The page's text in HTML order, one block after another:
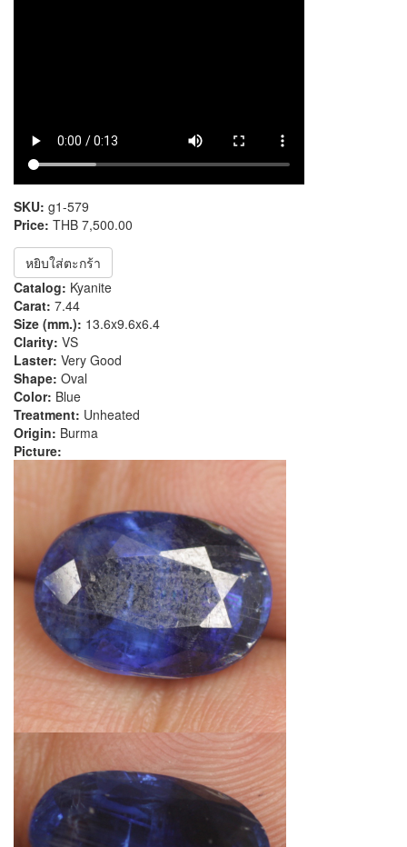
SKU: g1-579
Price: THB 7,500.00
หยิบใส่ตะกร้า
Catalog: Kyanite
Carat: 7.44
Size (mm.): 13.6x9.6x6.4
Clarity: VS
Laster: Very Good
Shape: Oval
Color: Blue
Treatment: Unheated
Origin: Burma
Picture: